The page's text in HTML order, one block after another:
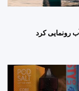
رونمایی کرد